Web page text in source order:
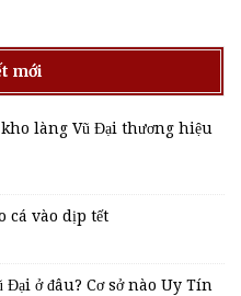
mới
làng Vũ Đại thương hiệu
cá vào dịp tết
ở đâu? Cơ sở nào Uy Tín